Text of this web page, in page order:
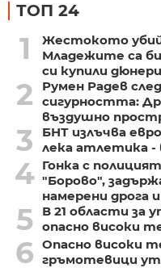
ТОП 24
1
Жестокото
Младежите са
си купили
2
Румен Радев
сигурността:
въздушно
3
БНТ излъчва
лека атлетика
4 Гонка с
"Борово",
намерени дрога
5
В 21 области за
опасно високи
6 Опасно високи
гръмотевици